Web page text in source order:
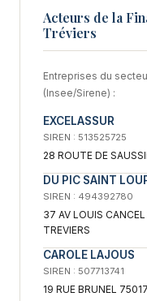
Acteurs de la
Tréviers
Entreprises du
(Insee/Sirene) :
EXCELASSUR
SIREN : 513525725
28 ROUTE DE
DU PIC SAINT
SIREN : 494392780
37 AV LOUIS
TREVIERS
CAROLE LAJOUS
SIREN : 507713741
19 RUE BRUNEL